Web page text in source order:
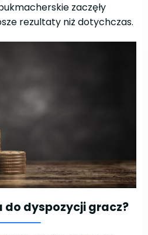
zaczęły
rezultaty niż dotychczas.
do dyspozycji gracz?